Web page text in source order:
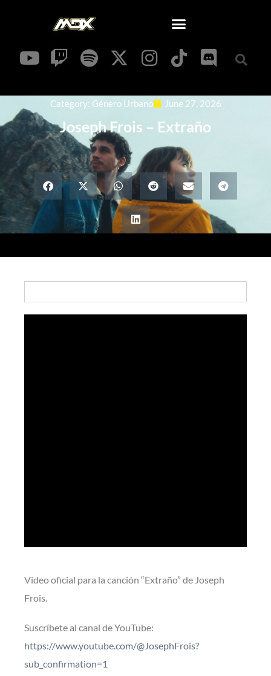
Category: Género Urbano June 27, 2026
Joseph Frois – Extraño
Video oficial para la canción “Extraño” de Joseph
Frois.
Suscríbete al canal de YouTube:
https://www.youtube.com/@JosephFrois?
sub_confirmation=1